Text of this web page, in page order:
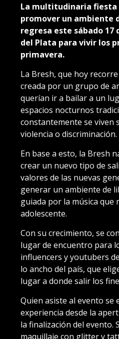
La multitudinaria fiesta
promover un ambiente
regresa este sábado
del Plata para vivir los
primavera.
La Bresh, que hoy
creada por un grupo de
querían ir a bailar a un
espacios nocturnos
constantemente se viven
violencia o discriminación.
En base a esto, la Bresh
crear un nuevo tipo de
valores de las nuevas
generar un ambiente de
guiada por la música que
adolescente.
Con su crecimiento, se
lugar de encuentro para
influencers y youtubers
lo ancho del país, que
lugar a donde salir los
Quien asiste al evento se
experiencia desde la
la finalización del evento.
maquillaje con glitter y